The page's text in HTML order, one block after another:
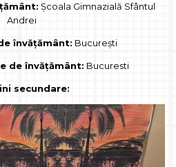
Școala Gimnazială Sfântul
Andrei
învățământ: București
de învățământ: Bucuresti
secundare: